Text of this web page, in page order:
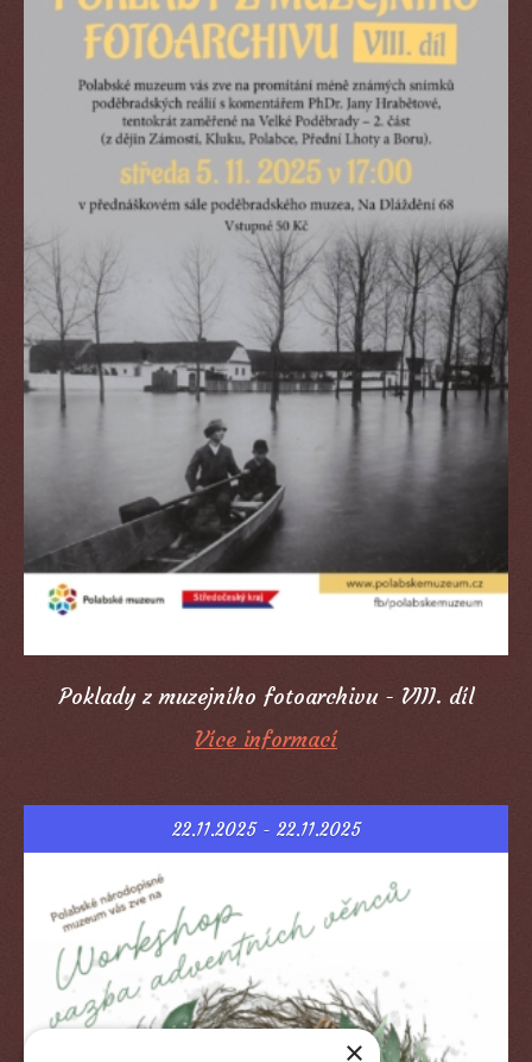
Poklady z muzejního fotoarchivu - VIII. díl
Více informací
22.11.2025 - 22.11.2025
×